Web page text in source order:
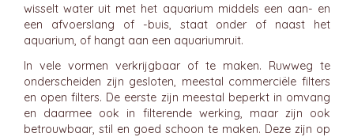
wisselt water uit met het aquarium middels een aan- en
een afvoerslang of -buis, staat onder of naast het
aquarium, of hangt aan een aquariumruit.
In vele vormen verkrijgbaar of te maken. Ruwweg te
onderscheiden zijn gesloten, meestal commerciële filters
en open filters. De eerste zijn meestal beperkt in omvang
en daarmee ook in filterende werking, maar zijn ook
betrouwbaar, stil en goed schoon te maken. Deze zijn op